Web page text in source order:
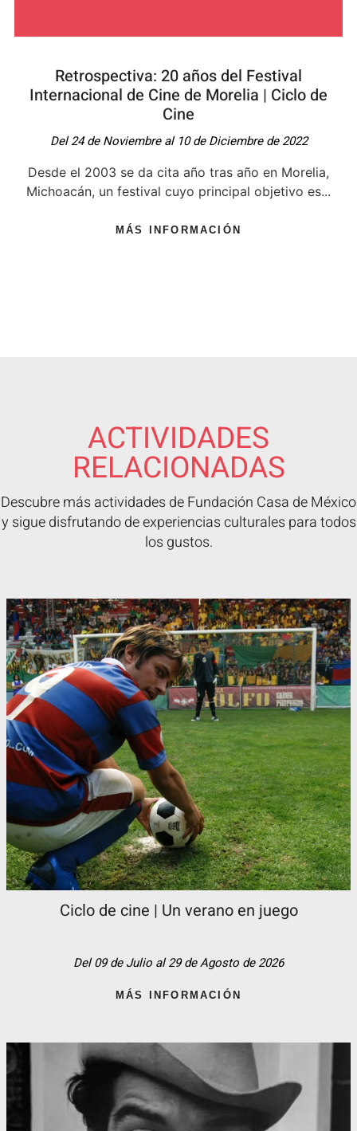
Retrospectiva: 20 años del Festival
Internacional de Cine de Morelia | Ciclo de
Cine
Del 24 de Noviembre al 10 de Diciembre de 2022
Desde el 2003 se da cita año tras año en Morelia,
Michoacán, un festival cuyo principal objetivo es...
MÁS INFORMACIÓN
ACTIVIDADES
RELACIONADAS
Descubre más actividades de Fundación Casa de México
y sigue disfrutando de experiencias culturales para todos
los gustos.
Ciclo de cine | Un verano en juego
Del 09 de Julio al 29 de Agosto de 2026
MÁS INFORMACIÓN